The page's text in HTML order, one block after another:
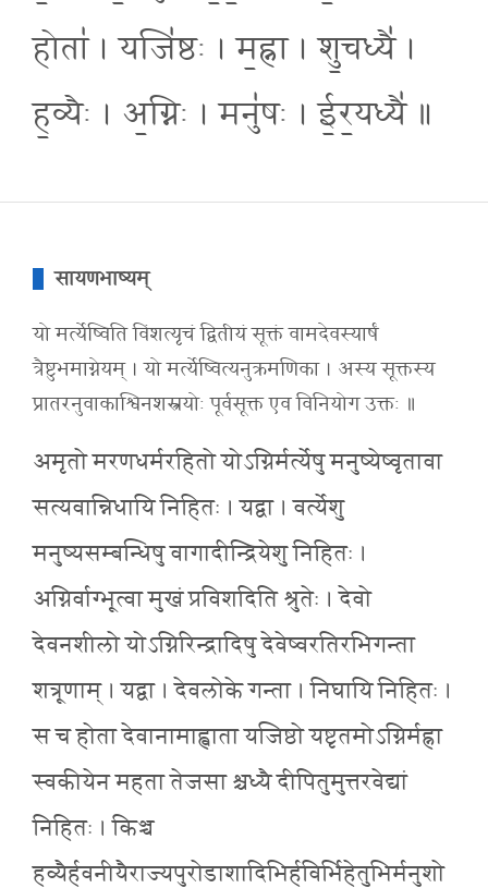
होता॑ । यजि॑ष्ठः । म॒ह्ना । शु॒चध्यै॑ ।
ह॒व्यैः । अ॒ग्निः । मनु॑षः । ई॒र॒यध्यै॑ ॥
सायणभाष्यम्
यो मर्त्येष्विति विंशत्यृचं द्वितीयं सूक्तं वामदेवस्यार्षं
त्रैष्टुभमाग्नेयम् । यो मर्त्येष्वित्यनुक्रमणिका । अस्य सूक्तस्य
प्रातरनुवाकाश्विनशस्त्रयोः पूर्वसूक्त एव विनियोग उक्तः ॥
अमृतो मरणधर्मरहितो योऽग्निर्मर्त्येषु मनुष्येष्वृतावा
सत्यवान्निधायि निहितः । यद्वा । वर्त्येशु
मनुष्यसम्बन्धिषु वागादीन्द्रियेशु निहितः ।
अग्निर्वाग्भूत्वा मुखं प्रविशदिति श्रुतेः । देवो
देवनशीलो योऽग्निरिन्द्रादिषु देवेष्वरतिरभिगन्ता
शत्रूणाम् । यद्वा । देवलोके गन्ता । निघायि निहितः ।
स च होता देवानामाह्वाता यजिष्ठो यष्टृतमोऽग्निर्मह्ना
स्वकीयेन महता तेजसा श्चध्यै दीपितुमुत्तरवेद्यां
निहितः । किञ्च
हव्यैर्हवनीयैराज्यपुरोडाशादिभिर्हविर्भिहेतुभिर्मनुशो